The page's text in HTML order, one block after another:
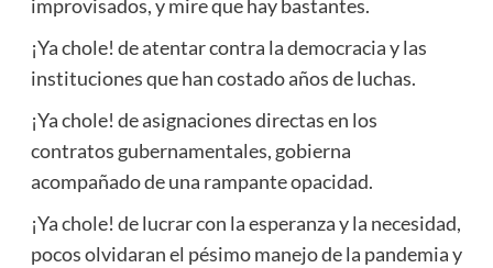
improvisados, y mire que hay bastantes.
¡Ya chole! de atentar contra la democracia y las
instituciones que han costado años de luchas.
¡Ya chole! de asignaciones directas en los
contratos gubernamentales, gobierna
acompañado de una rampante opacidad.
¡Ya chole! de lucrar con la esperanza y la necesidad,
pocos olvidaran el pésimo manejo de la pandemia y